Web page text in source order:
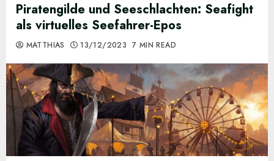
Piratengilde und Seeschlachten: Seafight
als virtuelles Seefahrer-Epos
MATTHIAS 13/12/2023 7 MIN READ